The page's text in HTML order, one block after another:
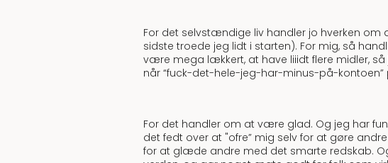
For det selvstændige liv handler jo hverken om
sidste troede jeg lidt i starten). For mig, så
være mega lækkert, at have liiidt flere midler,
når “fuck-det-hele-jeg-har-minus-på-
For det handler om at være glad. Og jeg har
det fedt over at "ofre” mig selv for at gøre
for at glæde andre med det smarte redskab.